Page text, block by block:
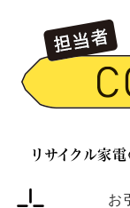
リサイクル家
お